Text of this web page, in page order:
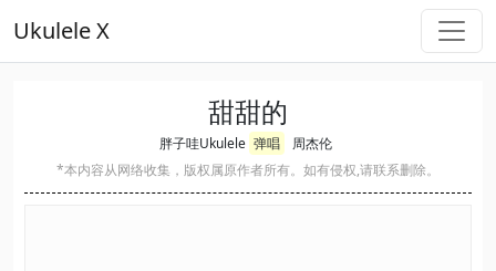
Ukulele X
甜甜的
胖子哇Ukulele 弹唱
周杰伦
*本内容从网络收集，版权属原作者所有。如有侵权,请联系删除。